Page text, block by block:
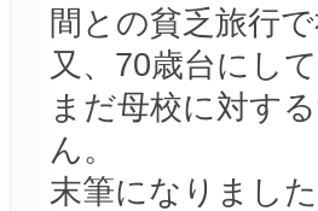
間との貧乏旅行
又、70歳台にし
まだ母校に対す
ん。
末筆になりまし